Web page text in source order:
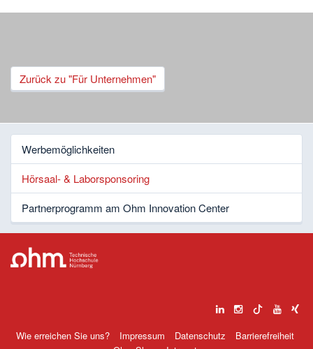
Zurück zu "Für Unternehmen"
Werbemöglichkeiten
Hörsaal- & Laborsponsoring
Partnerprogramm am Ohm Innovation Center
Wie erreichen Sie uns? Impressum Datenschutz
Barrierefreiheit